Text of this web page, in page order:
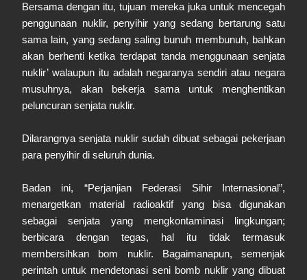
Bersama dengan itu, tujuan mereka juka untuk mencegah
penggunaan nuklir, penyihir yang sedang bertarung satu
sama lain, yang sedang saling bunuh membunuh, bahkan
akan berhenti ketika terdapat tanda menggunaan senjata
nuklir’ walaupun itu adalah negaranya sendiri atau negara
musuhnya, akan bekerja sama untuk menghentikan
peluncuran senjata nuklir.
Dilarangnya senjata nuklir sudah dibuat sebagai pekerjaan
para penyihir di seluruh dunia.
Badan ini, “Perjanjian Federasi Sihir Internasional”,
menargetkan material radioaktif yang bisa digunakan
sebagai senjata yang mengkontaminasi lingkungan;
berbicara dengan tegas, hal itu tidak termasuk
membersihkan bom nuklir. Bagaimanapun, semenjak
perintah untuk mendetonasi seni bomb nuklir yang dibuat